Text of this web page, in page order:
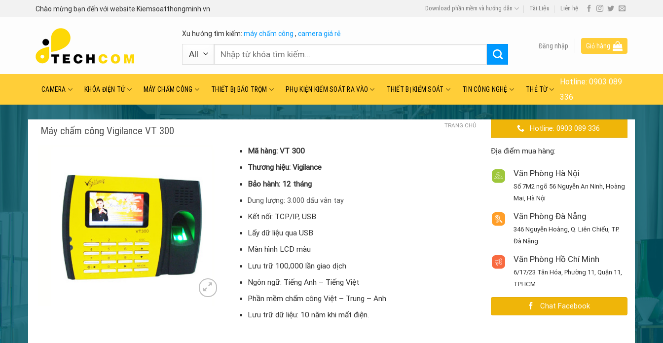
Chào mừng bạn đến với website Kiemsoatthongminh.vn Download phần mềm và hướng dẫn Tài Liệu Liên hệ
Xu hướng tìm kiếm: máy chấm công , camera giá rẻ
Tìm
Đăng nhập Giỏ hàng
CAMERA KHÓA ĐIỆN TỬ MÁY CHẤM CÔNG THIẾT BỊ BÁO TRỘM PHỤ KIỆN KIỂM SOÁT RA VÀO THIẾT BỊ KIỂM SOÁT TIN CÔNG NGHỆ THẺ TỪ
Hotline:0903 089
336
Máy chấm công Vigilance VT 300 TRANG CHỦ Hotline: 0903 089 336
Mã hàng: VT 300
Thương hiệu: Vigilance
Bảo hành: 12 tháng
Dung lượng: 3.000 dấu vân tay
Kết nối: TCP/IP, USB
Lấy dữ liệu qua USB
Màn hình LCD màu
Lưu trữ 100,000 lần giao dịch
Ngôn ngữ: Tiếng Anh – Tiếng Việt
Phần mềm chấm công Việt – Trung – Anh
Lưu trữ dữ liệu: 10 năm khi mất điện.
Địa điểm mua hàng:
Văn Phòng Hà Nội
Số 7M2 ngõ 56 Nguyễn An Ninh, Hoàng
Mai, Hà Nội
Văn Phòng Đà Nẵng
346 Nguyễn Hoàng, Q. Liên Chiểu, TP.
Đà Nẵng
Văn Phòng Hồ Chí Minh
6/17/23 Tân Hóa, Phường 11, Quận 11,
TPHCM
Chat Facebook